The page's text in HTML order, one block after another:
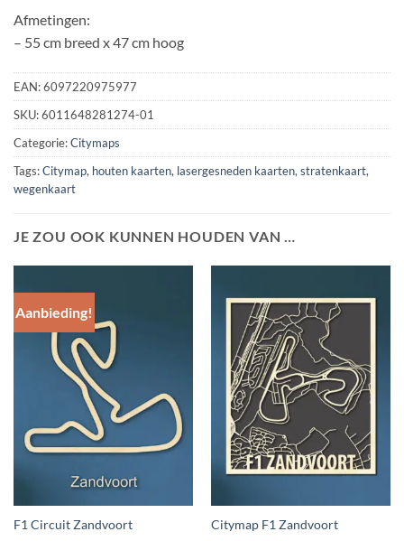
Afmetingen:
– 55 cm breed x 47 cm hoog
EAN:6097220975977
SKU:6011648281274-01
Categorie:Citymaps
Tags:Citymap, houten kaarten, lasergesneden kaarten, stratenkaart,
wegenkaart
JE ZOU OOK KUNNEN HOUDEN VAN …
Aanbieding!
F1 Circuit Zandvoort Citymap F1 Zandvoort